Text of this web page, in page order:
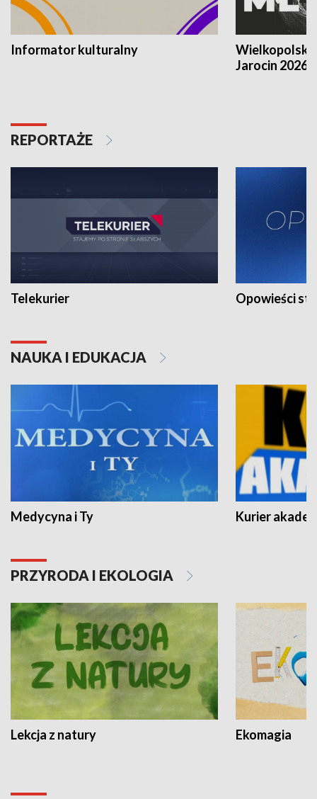
Informator kulturalny
Jarocin 2026
REPORTAŻE
Telekurier Opowieści
NAUKA I EDUKACJA
Medycyna i Ty Kurier
PRZYRODA I EKOLOGIA
Lekcja z natury Ekomagia